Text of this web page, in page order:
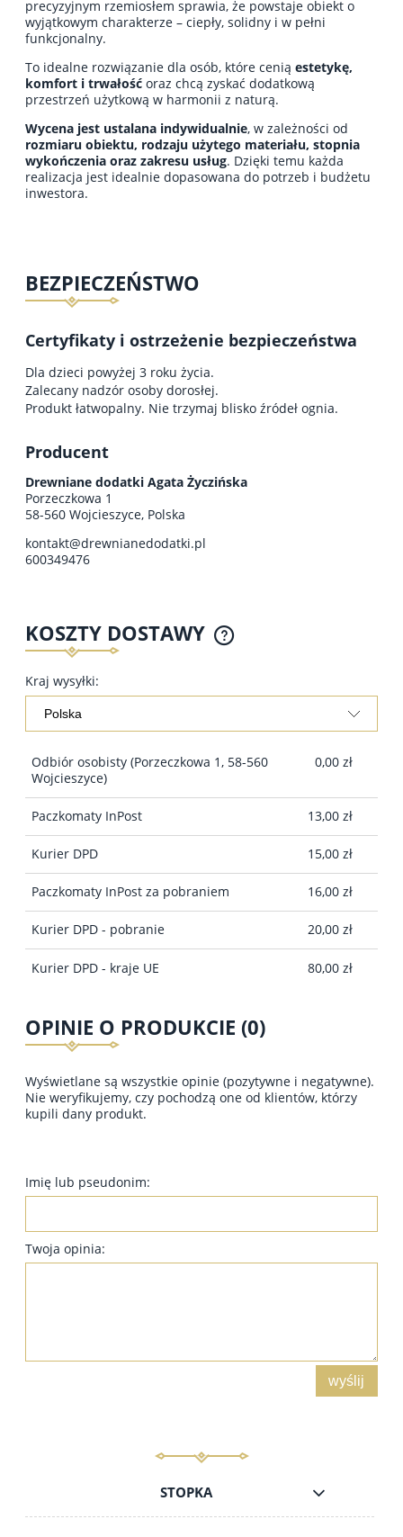
precyzyjnym rzemiosłem sprawia, że powstaje obiekt o
wyjątkowym charakterze – ciepły, solidny i w pełni
funkcjonalny.
To idealne rozwiązanie dla osób, które cenią estetykę,
komfort i trwałość oraz chcą zyskać dodatkową
przestrzeń użytkową w harmonii z naturą.
Wycena jest ustalana indywidualnie, w zależności od
rozmiaru obiektu, rodzaju użytego materiału, stopnia
wykończenia oraz zakresu usług. Dzięki temu każda
realizacja jest idealnie dopasowana do potrzeb i budżetu
inwestora.
BEZPIECZEŃSTWO
Certyfikaty i ostrzeżenie bezpieczeństwa
Dla dzieci powyżej 3 roku życia.
Zalecany nadzór osoby dorosłej.
Produkt łatwopalny. Nie trzymaj blisko źródeł ognia.
Producent
Drewniane dodatki Agata Życzińska
Porzeczkowa 1
58-560 Wojcieszyce, Polska
kontakt@drewnianedodatki.pl
600349476
KOSZTY DOSTAWY
Kraj wysyłki:
Odbiór osobisty (Porzeczkowa 1, 58-560
Wojcieszyce)
0,00 zł
Paczkomaty InPost 13,00 zł
Kurier DPD 15,00 zł
Paczkomaty InPost za pobraniem 16,00 zł
Kurier DPD - pobranie 20,00 zł
Kurier DPD - kraje UE 80,00 zł
OPINIE O PRODUKCIE (0)
Wyświetlane są wszystkie opinie (pozytywne i negatywne).
Nie weryfikujemy, czy pochodzą one od klientów, którzy
kupili dany produkt.
Imię lub pseudonim:
Twoja opinia:
wyślij
STOPKA